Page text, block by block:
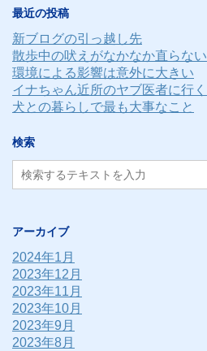
ス
最近の投稿
新ブログの引っ越し先
散歩中の吠えがなかなか直らない
環境による影響は意外に大きい
イナちゃん近所のヤブ医者に行く
犬との暮らしで最も大事なこと
検索
アーカイブ
2024年1月
2023年12月
2023年11月
2023年10月
2023年9月
2023年8月